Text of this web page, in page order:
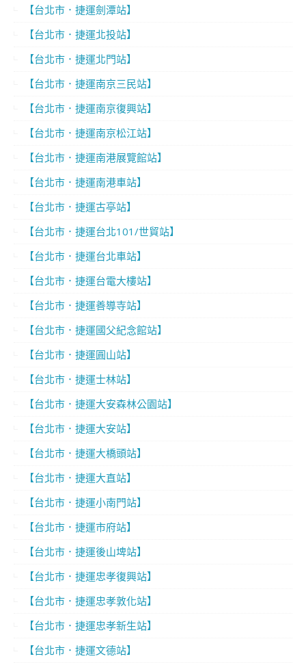
【台北市．捷運劍潭站】
【台北市．捷運北投站】
【台北市．捷運北門站】
【台北市．捷運南京三民站】
【台北市．捷運南京復興站】
【台北市．捷運南京松江站】
【台北市．捷運南港展覽館站】
【台北市．捷運南港車站】
【台北市．捷運古亭站】
【台北市．捷運台北101/世貿站】
【台北市．捷運台北車站】
【台北市．捷運台電大樓站】
【台北市．捷運善導寺站】
【台北市．捷運國父紀念館站】
【台北市．捷運圓山站】
【台北市．捷運士林站】
【台北市．捷運大安森林公園站】
【台北市．捷運大安站】
【台北市．捷運大橋頭站】
【台北市．捷運大直站】
【台北市．捷運小南門站】
【台北市．捷運市府站】
【台北市．捷運後山埤站】
【台北市．捷運忠孝復興站】
【台北市．捷運忠孝敦化站】
【台北市．捷運忠孝新生站】
【台北市．捷運文德站】